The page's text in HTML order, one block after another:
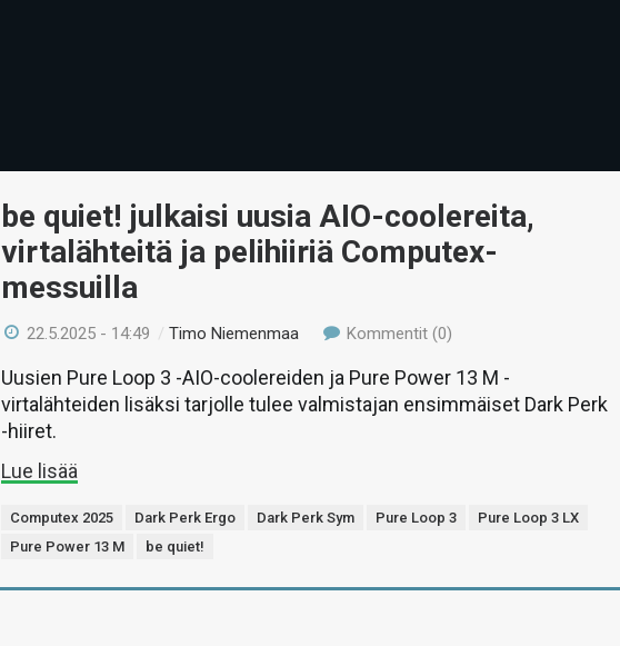
be quiet! julkaisi uusia AIO-coolereita,
virtalähteitä ja pelihiiriä Computex-
messuilla
22.5.2025 - 14:49 /Timo Niemenmaa Kommentit (0)
Uusien Pure Loop 3 -AIO-coolereiden ja Pure Power 13 M -
virtalähteiden lisäksi tarjolle tulee valmistajan ensimmäiset Dark Perk
-hiiret.
Lue lisää
Computex 2025 Dark Perk Ergo Dark Perk Sym Pure Loop 3
Pure Loop 3 LX
Pure Power 13 M
be quiet!